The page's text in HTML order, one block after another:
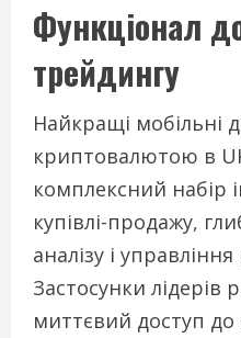
Функціонал
трейдингу
Найкращі мобільні
криптовалютою в
комплексний набір
купівлі-продажу,
аналізу і
Застосунки лідерів
миттєвий доступ